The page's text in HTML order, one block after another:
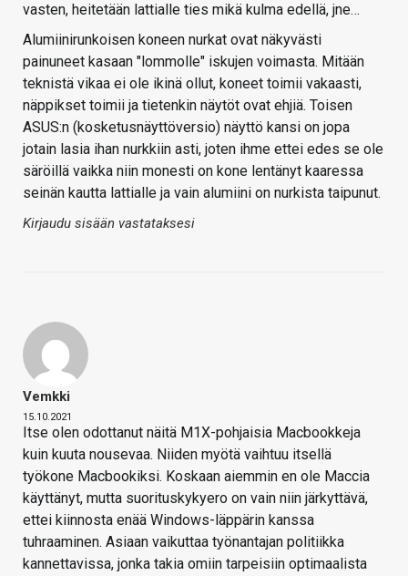
vasten, heitetään lattialle ties mikä kulma edellä, jne…
Alumiinirunkoisen koneen nurkat ovat näkyvästi
painuneet kasaan "lommolle" iskujen voimasta. Mitään
teknistä vikaa ei ole ikinä ollut, koneet toimii vakaasti,
näppikset toimii ja tietenkin näytöt ovat ehjiä. Toisen
ASUS:n (kosketusnäyttöversio) näyttö kansi on jopa
jotain lasia ihan nurkkiin asti, joten ihme ettei edes se ole
säröillä vaikka niin monesti on kone lentänyt kaaressa
seinän kautta lattialle ja vain alumiini on nurkista taipunut.
Kirjaudu sisään vastataksesi
Vemkki
15.10.2021
Itse olen odottanut näitä M1X-pohjaisia Macbookkeja
kuin kuuta nousevaa. Niiden myötä vaihtuu itsellä
työkone Macbookiksi. Koskaan aiemmin en ole Maccia
käyttänyt, mutta suorituskykyero on vain niin järkyttävä,
ettei kiinnosta enää Windows-läppärin kanssa
tuhraaminen. Asiaan vaikuttaa työnantajan politiikka
kannettavissa, jonka takia omiin tarpeisiin optimaalista